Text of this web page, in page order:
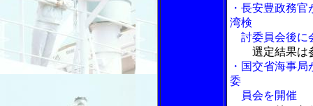
・長安豊政務
湾検
討委員会後に
選定結果は
・国交省海事
委
員会を開催